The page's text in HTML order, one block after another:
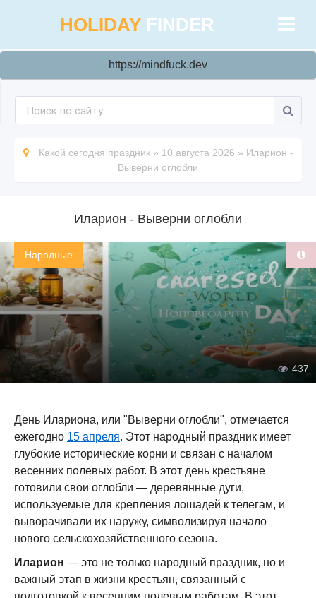
HOLIDAY FINDER
https://mindfuck.dev
Какой сегодня праздник » 10 августа 2026 » Иларион -
Выверни оглобли
Иларион - Выверни оглобли
Народные
437
День Илариона, или "Выверни оглобли", отмечается
ежегодно 15 апреля. Этот народный праздник имеет
глубокие исторические корни и связан с началом
весенних полевых работ. В этот день крестьяне
готовили свои оглобли — деревянные дуги,
используемые для крепления лошадей к телегам, и
выворачивали их наружу, символизируя начало
нового сельскохозяйственного сезона.
Иларион — это не только народный праздник, но и
важный этап в жизни крестьян, связанный с